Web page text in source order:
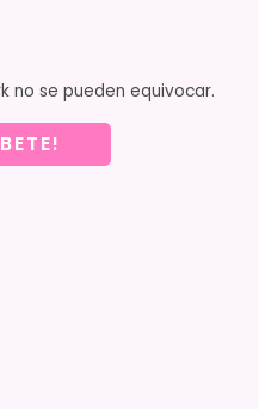
no se pueden equivocar.